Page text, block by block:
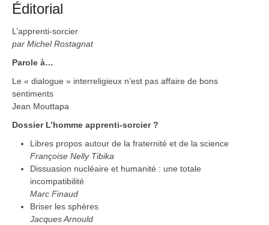
Éditorial
L’apprenti-sorcier
par Michel Rostagnat
Parole à…
Le « dialogue » interreligieux n’est pas affaire de bons
sentiments
Jean Mouttapa
Dossier L’homme apprenti-sorcier ?
Libres propos autour de la fraternité et de la science
Françoise Nelly Tibika
Dissuasion nucléaire et humanité : une totale
incompatibilité
Marc Finaud
Briser les sphères
Jacques Arnould